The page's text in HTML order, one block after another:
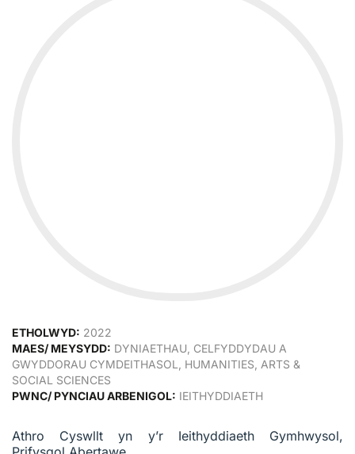
ETHOLWYD: 2022
MAES/ MEYSYDD: DYNIAETHAU, CELFYDDYDAU A
GWYDDORAU CYMDEITHASOL, HUMANITIES, ARTS &
SOCIAL SCIENCES
PWNC/ PYNCIAU ARBENIGOL: IEITHYDDIAETH
Athro Cyswllt yn y’r Ieithyddiaeth Gymhwysol,